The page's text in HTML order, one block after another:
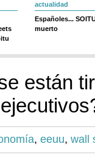
actualidad
Españoles...
muerto
están
, eeuu, wall